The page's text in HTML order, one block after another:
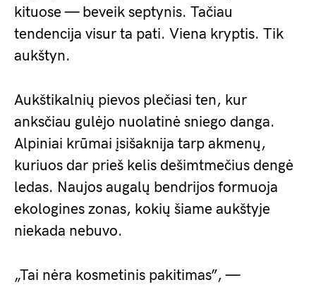
kituose — beveik septynis. Tačiau
tendencija visur ta pati. Viena kryptis. Tik
aukštyn.
Aukštikalnių pievos plečiasi ten, kur
anksčiau gulėjo nuolatinė sniego danga.
Alpiniai krūmai įsišaknija tarp akmenų,
kuriuos dar prieš kelis dešimtmečius dengė
ledas. Naujos augalų bendrijos formuoja
ekologines zonas, kokių šiame aukštyje
niekada nebuvo.
„Tai nėra kosmetinis pakitimas”, —